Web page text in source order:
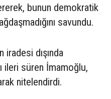
bunun demokratik
savundu.
dışında
ileri süren İmamoğlu,
nitelendirdi.